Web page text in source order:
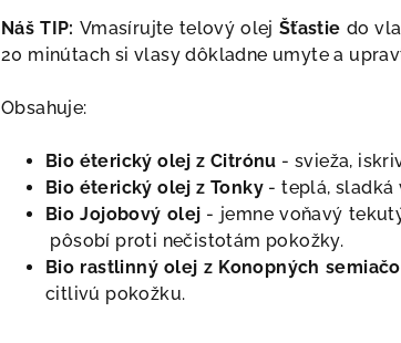
Náš TIP: Vmasírujte telový olej Šťastie do
20 minútach si vlasy dôkladne umyte a
Obsahuje:
Bio éterický olej z Citrónu - svieža,
Bio éterický olej z Tonky - teplá, sladká
Bio Jojobový olej - jemne voňavý
pôsobí proti nečistotám pokožky.
Bio rastlinný olej z Konopných
citlivú pokožku.